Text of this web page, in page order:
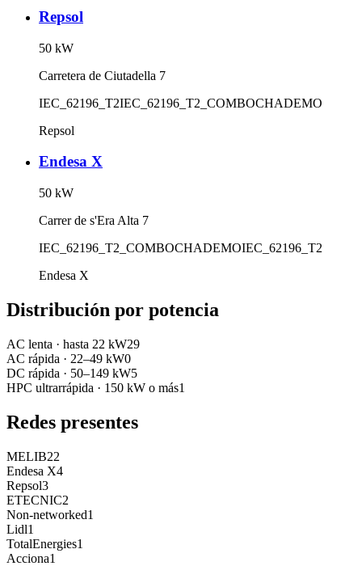
Repsol
50 kW
Carretera de Ciutadella 7
IEC_62196_T2IEC_62196_T2_COMBOCHADEMO
Repsol
Endesa X
50 kW
Carrer de s'Era Alta 7
IEC_62196_T2_COMBOCHADEMOIEC_62196_T2
Endesa X
Distribución por potencia
AC lenta · hasta 22 kW29
AC rápida · 22–49 kW0
DC rápida · 50–149 kW5
HPC ultrarrápida · 150 kW o más1
Redes presentes
MELIB22
Endesa X4
Repsol3
ETECNIC2
Non-networked1
Lidl1
TotalEnergies1
Acciona1